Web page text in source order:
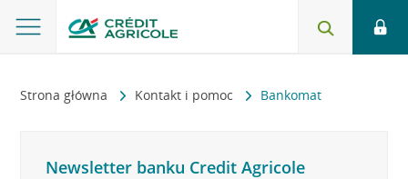
Strona główna Kontakt i pomoc Bankomat
Newsletter banku Credit Agricole